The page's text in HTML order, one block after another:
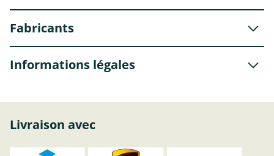
Fabricants
Informations légales
Livraison avec